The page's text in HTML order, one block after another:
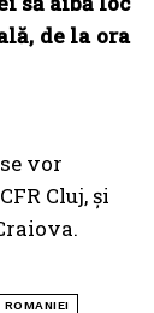
de la ora
vor
Cluj, și
ROMANIEI